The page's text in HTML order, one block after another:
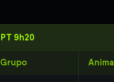
PT 9h20
Grupo Animal